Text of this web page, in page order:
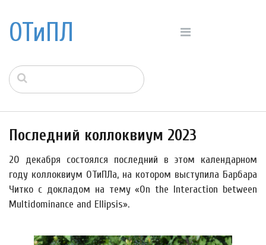
ОТиПЛ
Последний коллоквиум 2023
20 декабря состоялся последний в этом календарном
году коллоквиум ОТиПЛа, на котором выступила Барбара
Читко с докладом на тему «On the Interaction between
Multidominance and Ellipsis».